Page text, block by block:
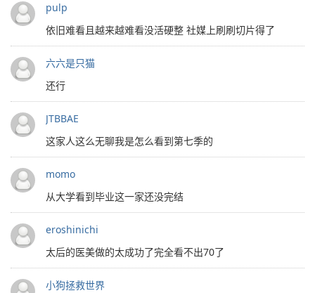
pulp
依旧难看且越来越难看没活硬整 社媒上刷刷切片得了
六六是只猫
还行
JTBBAE
这家人这么无聊我是怎么看到第七季的
momo
从大学看到毕业这一家还没完结
eroshinichi
太后的医美做的太成功了完全看不出70了
小狗拯救世界